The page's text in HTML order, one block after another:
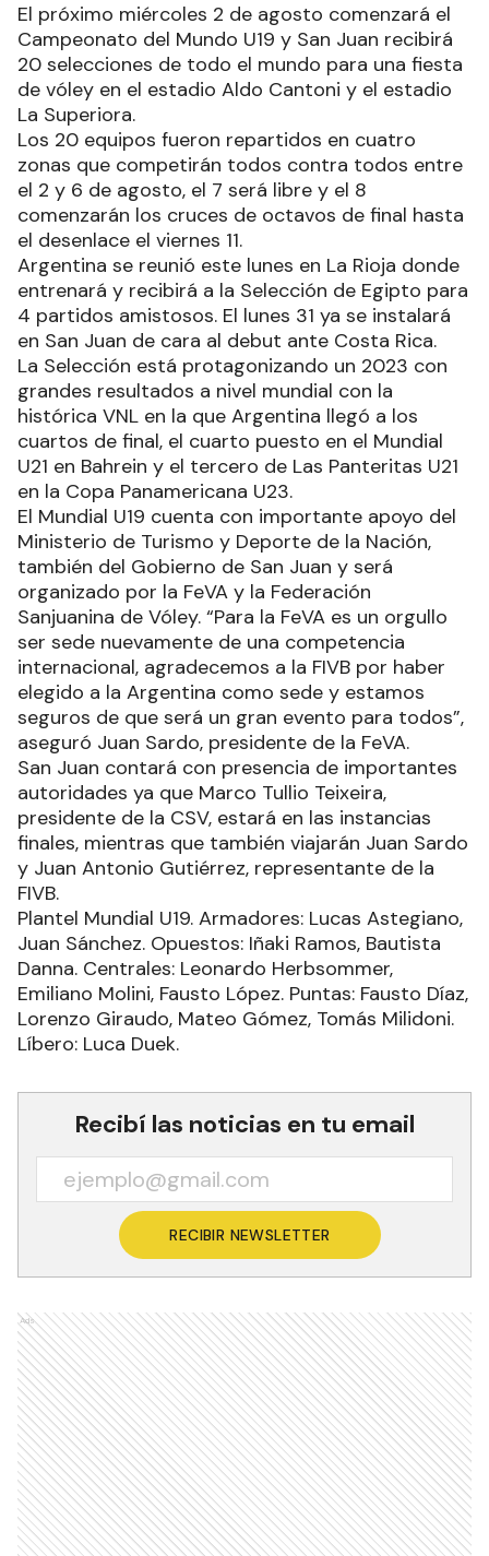
El próximo miércoles 2 de agosto comenzará el
Campeonato del Mundo U19 y San Juan recibirá
20 selecciones de todo el mundo para una fiesta
de vóley en el estadio Aldo Cantoni y el estadio
La Superiora.
Los 20 equipos fueron repartidos en cuatro
zonas que competirán todos contra todos entre
el 2 y 6 de agosto, el 7 será libre y el 8
comenzarán los cruces de octavos de final hasta
el desenlace el viernes 11.
Argentina se reunió este lunes en La Rioja donde
entrenará y recibirá a la Selección de Egipto para
4 partidos amistosos. El lunes 31 ya se instalará
en San Juan de cara al debut ante Costa Rica.
La Selección está protagonizando un 2023 con
grandes resultados a nivel mundial con la
histórica VNL en la que Argentina llegó a los
cuartos de final, el cuarto puesto en el Mundial
U21 en Bahrein y el tercero de Las Panteritas U21
en la Copa Panamericana U23.
El Mundial U19 cuenta con importante apoyo del
Ministerio de Turismo y Deporte de la Nación,
también del Gobierno de San Juan y será
organizado por la FeVA y la Federación
Sanjuanina de Vóley. “Para la FeVA es un orgullo
ser sede nuevamente de una competencia
internacional, agradecemos a la FIVB por haber
elegido a la Argentina como sede y estamos
seguros de que será un gran evento para todos”,
aseguró Juan Sardo, presidente de la FeVA.
San Juan contará con presencia de importantes
autoridades ya que Marco Tullio Teixeira,
presidente de la CSV, estará en las instancias
finales, mientras que también viajarán Juan Sardo
y Juan Antonio Gutiérrez, representante de la
FIVB.
Plantel Mundial U19. Armadores: Lucas Astegiano,
Juan Sánchez. Opuestos: Iñaki Ramos, Bautista
Danna. Centrales: Leonardo Herbsommer,
Emiliano Molini, Fausto López. Puntas: Fausto Díaz,
Lorenzo Giraudo, Mateo Gómez, Tomás Milidoni.
Líbero: Luca Duek.
Recibí las noticias en tu email
RECIBIR NEWSLETTER
Ads